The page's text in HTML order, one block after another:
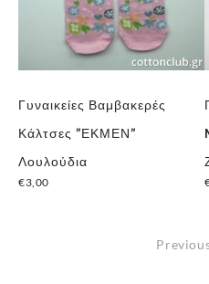
Γυναικείες Βαμβακερές
Κάλτσες ”ΕΚΜΕΝ”
Λουλούδια
€3,00